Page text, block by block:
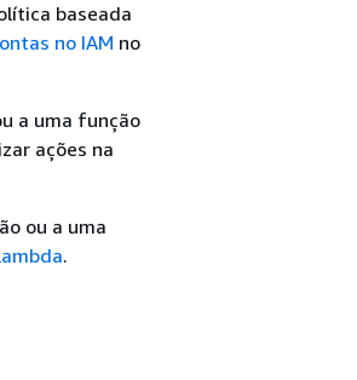
baseada
no IAM no
a uma função
ações na
ou a uma
.